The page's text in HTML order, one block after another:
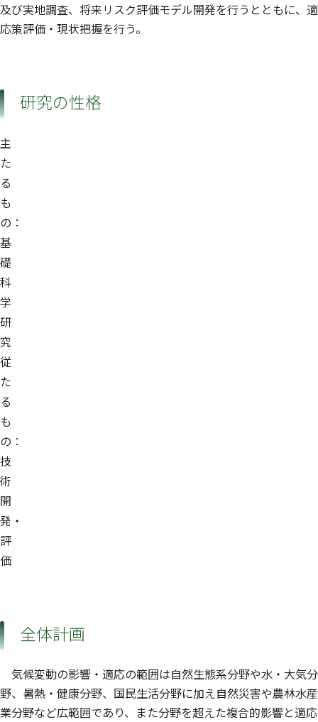
及び実地調査、将来リスク評価モデル開発を行うとともに、適
応策評価・現状把握を行う。
研究の性格
主
た
る
も
の：
基
礎
科
学
研
究
従
た
る
も
の：
技
術
開
発・
評
価
全体計画
気候変動の影響・適応の範囲は自然生態系分野や水・大気分
野、暑熱・健康分野、国民生活分野に加え自然災害や農林水産
業分野など広範囲であり、また分野を超えた複合的影響と適応